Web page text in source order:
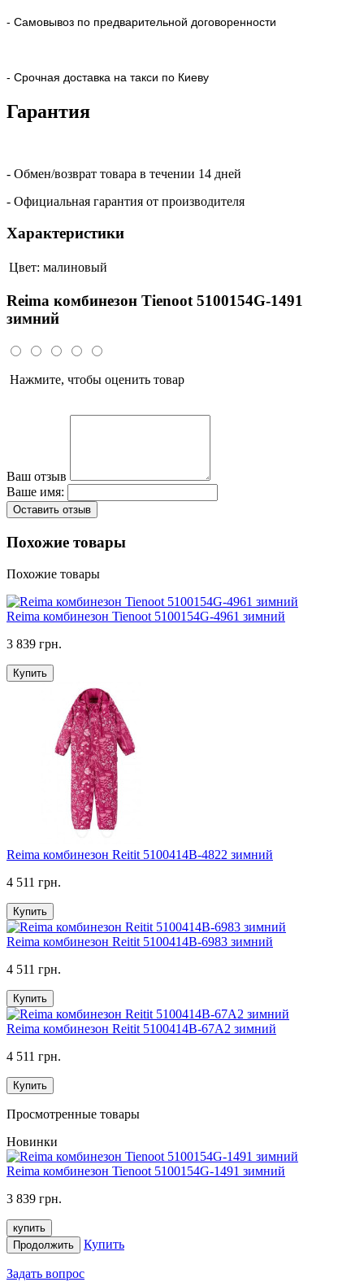
- Самовывоз по предварительной договоренности
- Срочная доставка на такси по Киеву
Гарантия
- Обмен/возврат товара в течении 14 дней
- Официальная гарантия от производителя
Характеристики
Цвет: малиновый
Reima комбинезон Tienoot 5100154G-1491
зимний
Нажмите, чтобы оценить товар
Ваш отзыв
Ваше имя:
Оставить отзыв
Похожие товары
Похожие товары
Reima комбинезон Tienoot 5100154G-4961 зимний
3 839 грн.
Купить
Reima комбинезон Reitit 5100414B-4822 зимний
4 511 грн.
Купить
Reima комбинезон Reitit 5100414B-6983 зимний
4 511 грн.
Купить
Reima комбинезон Reitit 5100414B-67A2 зимний
4 511 грн.
Купить
Просмотренные товары
Новинки
Reima комбинезон Tienoot 5100154G-1491 зимний
3 839 грн.
купить
Продолжить
Купить
Задать вопрос